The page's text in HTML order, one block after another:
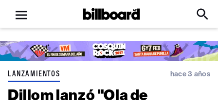
Open
menu
Billboard
Click
Input
LANZAMIENTOS hace 3 años
Dillom lanzó "Ola de